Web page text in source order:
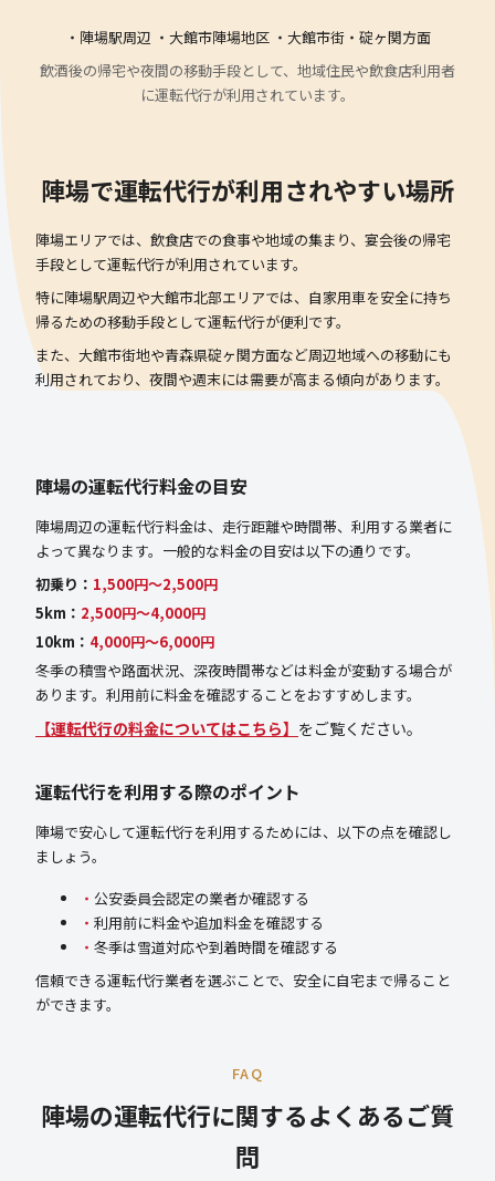
・陣場駅周辺 ・大館市陣場地区 ・大館市街・碇ヶ関方面
飲酒後の帰宅や夜間の移動手段として、地域住民や飲食店利用者
に運転代行が利用されています。
陣場で運転代行が利用されやすい場所
陣場エリアでは、飲食店での食事や地域の集まり、宴会後の帰宅
手段として運転代行が利用されています。
特に陣場駅周辺や大館市北部エリアでは、自家用車を安全に持ち
帰るための移動手段として運転代行が便利です。
また、大館市街地や青森県碇ヶ関方面など周辺地域への移動にも
利用されており、夜間や週末には需要が高まる傾向があります。
陣場の運転代行料金の目安
陣場周辺の運転代行料金は、走行距離や時間帯、利用する業者に
よって異なります。一般的な料金の目安は以下の通りです。
初乗り： 1,500円〜2,500円
5km： 2,500円〜4,000円
10km： 4,000円〜6,000円
冬季の積雪や路面状況、深夜時間帯などは料金が変動する場合が
あります。利用前に料金を確認することをおすすめします。
【運転代行の料金についてはこちら】 をご覧ください。
運転代行を利用する際のポイント
陣場で安心して運転代行を利用するためには、以下の点を確認し
ましょう。
公安委員会認定の業者か確認する
利用前に料金や追加料金を確認する
冬季は雪道対応や到着時間を確認する
信頼できる運転代行業者を選ぶことで、安全に自宅まで帰ること
ができます。
FAQ
陣場の運転代行に関するよくあるご質
問